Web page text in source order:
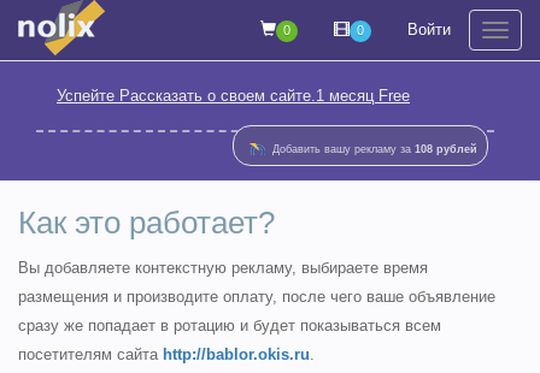
0 0 Войти
Успейте Рассказать о своем сайте.1 месяц Free
Добавить вашу рекламу за108 рублей
Как это работает?
Вы добавляете контекстную рекламу, выбираете время
размещения и производите оплату, после чего ваше объявление
сразу же попадает в ротацию и будет показываться всем
посетителям сайта http://bablor.okis.ru.